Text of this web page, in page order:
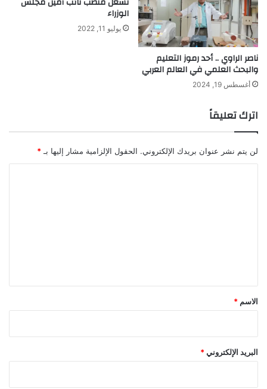
ع
ة
ل
م
ج
س
ناصر الراوي .. أحد رموز التعليم
والبحث العلمي في العالم العربي
أغسطس 19, 2024
الوزراء
يوليو 11, 2022
اترك تعليقاً
لن يتم نشر عنوان بريدك الإلكتروني. الحقول الإلزامية مشار إليها بـ *
*
الاسم *
البريد الإلكتروني *